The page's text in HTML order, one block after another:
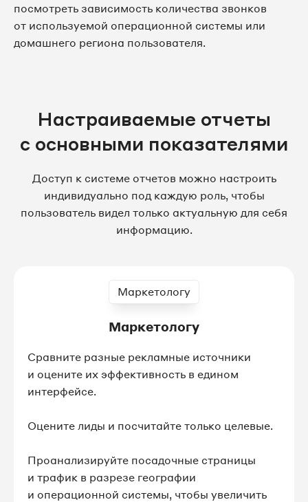
посмотреть зависимость количества звонков
от используемой операционной системы или
домашнего региона пользователя.
Настраиваемые отчеты
с основными показателями
Доступ к системе отчетов можно настроить
индивидуально под каждую роль, чтобы
пользователь видел только актуальную для себя
информацию.
Маркетологу
Маркетологу
Сравните разные рекламные источники
и оцените их эффективность в едином
интерфейсе.
Оцените лиды и посчитайте только целевые.
Проанализируйте посадочные страницы
и трафик в разрезе географии
и операционной системы, чтобы увеличить